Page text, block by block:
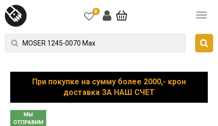
0
При покупке на сумму более 2000,- крон
доставка ЗА НАШ СЧЕТ
МЫ
ОТПРАВИМ